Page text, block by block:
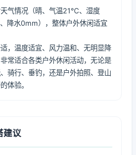
气情况（晴、气温21℃、湿度
降水0mm），整体户外休闲适宜
，温度适宜、风力温和、无明显降
常适合各类户外休闲活动，无论是
骑行、垂钓，还是户外拍照、登山
体验。
建议